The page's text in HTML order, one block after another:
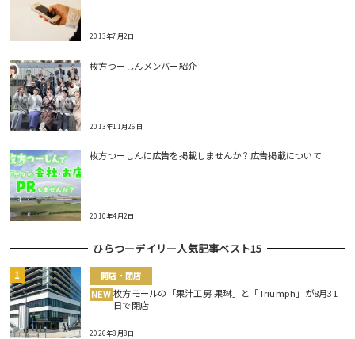
2013年7月2日
枚方つーしんメンバー紹介
2013年11月26日
枚方つーしんに広告を掲載しませんか？広告掲載について
2010年4月2日
ひらつーデイリー人気記事ベスト15
開店・閉店
NEW 枚方モールの「果汁工房 果琳」と「Triumph」が8月31
日で閉店
2026年8月8日